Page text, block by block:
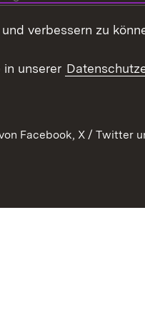
verbessern zu
in unserer
Facebook, X / Twitter